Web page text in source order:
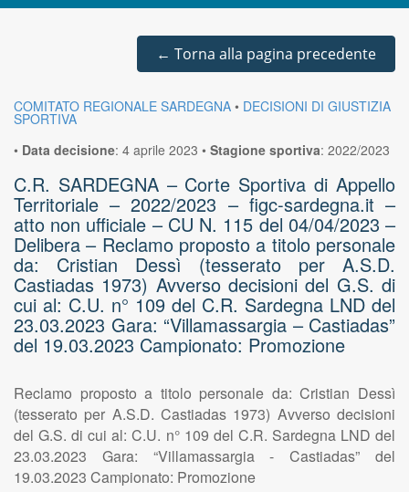
← Torna alla pagina precedente
COMITATO REGIONALE SARDEGNA • DECISIONI DI GIUSTIZIA
SPORTIVA
• Data decisione: 4 aprile 2023 • Stagione sportiva: 2022/2023
C.R. SARDEGNA – Corte Sportiva di Appello
Territoriale – 2022/2023 – figc-sardegna.it –
atto non ufficiale – CU N. 115 del 04/04/2023 –
Delibera – Reclamo proposto a titolo personale
da: Cristian Dessì (tesserato per A.S.D.
Castiadas 1973) Avverso decisioni del G.S. di
cui al: C.U. n° 109 del C.R. Sardegna LND del
23.03.2023 Gara: “Villamassargia – Castiadas”
del 19.03.2023 Campionato: Promozione
Reclamo proposto a titolo personale da: Cristian Dessì
(tesserato per A.S.D. Castiadas 1973) Avverso decisioni
del G.S. di cui al: C.U. n° 109 del C.R. Sardegna LND del
23.03.2023 Gara: “Villamassargia - Castiadas” del
19.03.2023 Campionato: Promozione